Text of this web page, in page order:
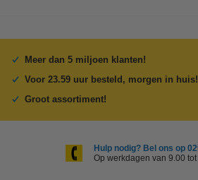
Meer dan 5 miljoen klanten!
Voor 23.59 uur besteld, morgen in huis!
Groot assortiment!
Hulp nodig? Bel ons op
Op werkdagen van 9.00